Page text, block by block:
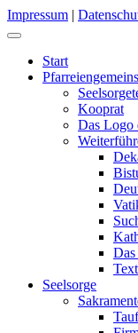
Impressum |
Start
Kooprat
Das Logo
Das
Seelsorge